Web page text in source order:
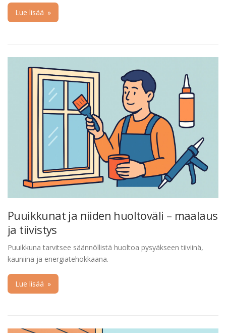
Lue lisää »
Puuikkunat ja niiden huoltoväli – maalaus
ja tiivistys
Puuikkuna tarvitsee säännöllistä huoltoa pysyäkseen tiiviinä,
kauniina ja energiatehokkaana.
Lue lisää »